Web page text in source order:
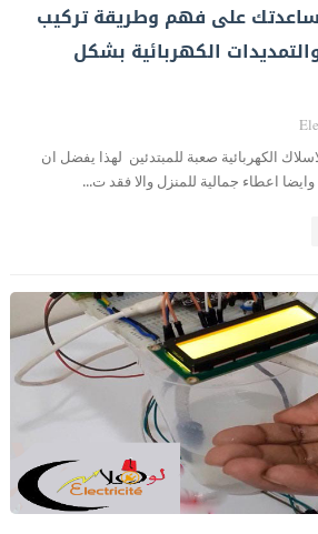
لمساعدتك على فهم وطريقة تركيب
الكهربائية بشكل
الكهربائية صعبة للمبتدئين لهذا يفضل ان
اعطاء جمالية للمنزل والا فقد ت...